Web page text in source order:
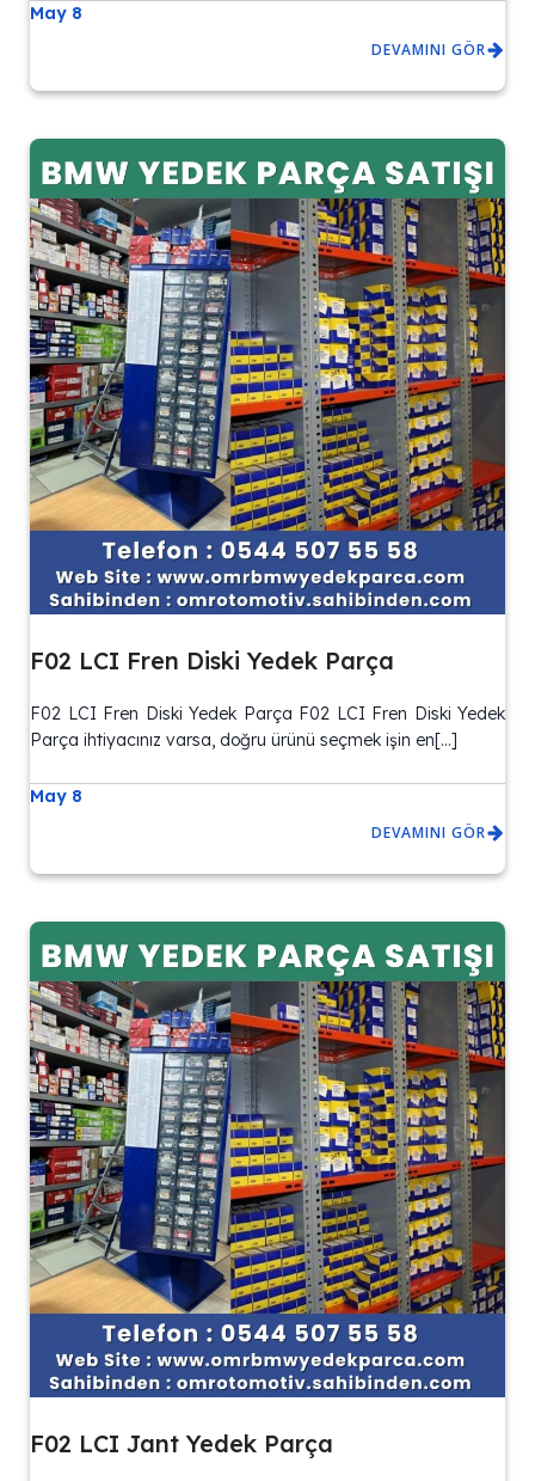
May 8
DEVAMINI GÖR
F02 LCI Fren Diski Yedek Parça
F02 LCI Fren Diski Yedek Parça F02 LCI Fren Diski Yedek
Parça ihtiyacınız varsa, doğru ürünü seçmek işin en[…]
May 8
DEVAMINI GÖR
F02 LCI Jant Yedek Parça